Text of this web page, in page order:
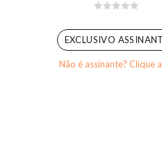
EXCLUSIVO
Não é assinante? Clique